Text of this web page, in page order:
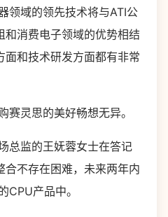
领域的领先技术将与ATI公
和消费电子领域的优势相结
面和技术研发方面都有非常
灵思的美好畅想无异。
总监的王妩蓉女士在答记
合不存在困难，未来两年内
CPU产品中。